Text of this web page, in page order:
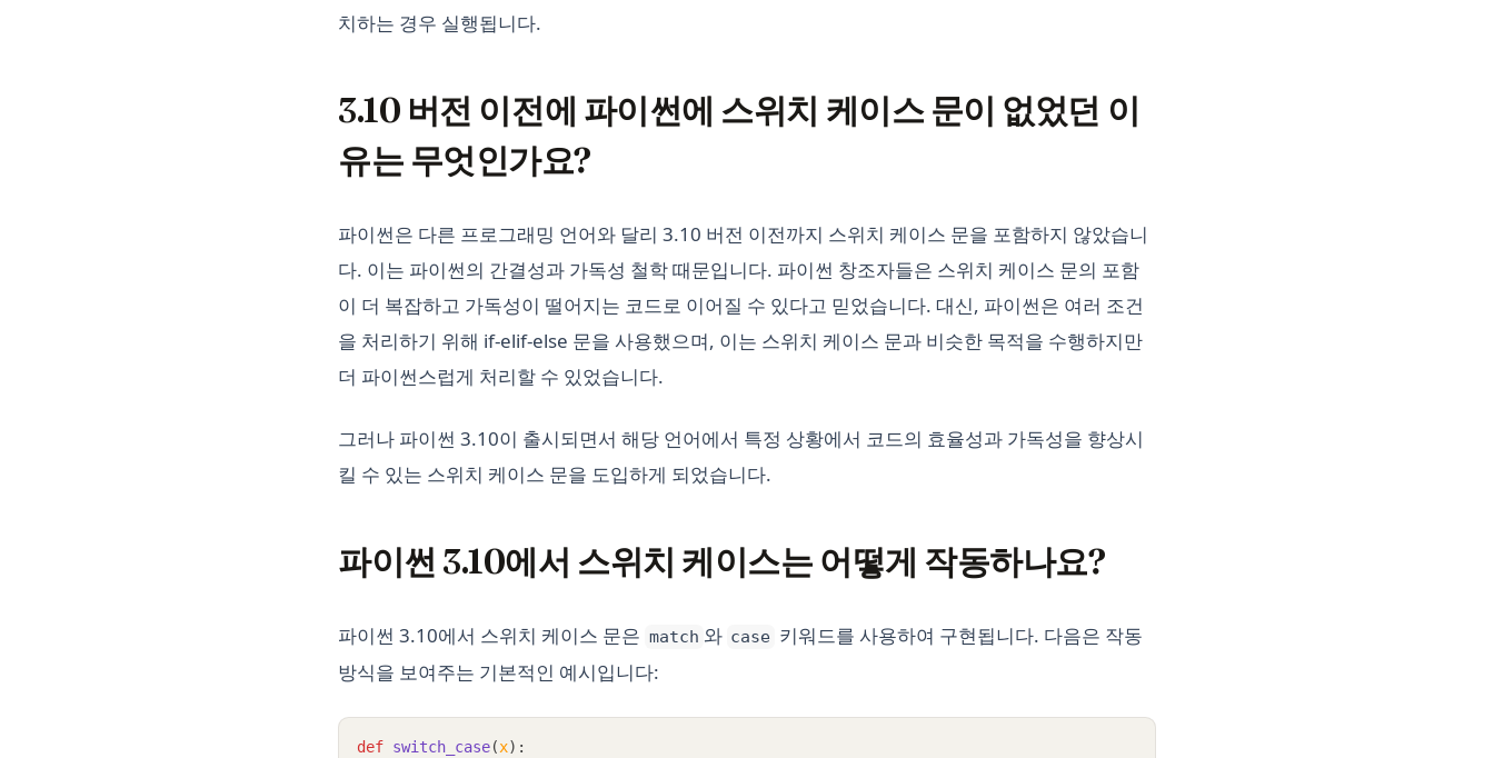
치하는 경우 실행됩니다.
3.10 버전 이전에 파이썬에 스위치 케이스 문이 없었던 이
유는 무엇인가요?
파이썬은 다른 프로그래밍 언어와 달리 3.10 버전 이전까지 스위치 케이스 문을 포함하지 않았습니
다. 이는 파이썬의 간결성과 가독성 철학 때문입니다. 파이썬 창조자들은 스위치 케이스 문의 포함
이 더 복잡하고 가독성이 떨어지는 코드로 이어질 수 있다고 믿었습니다. 대신, 파이썬은 여러 조건
을 처리하기 위해 if-elif-else 문을 사용했으며, 이는 스위치 케이스 문과 비슷한 목적을 수행하지만
더 파이썬스럽게 처리할 수 있었습니다.
그러나 파이썬 3.10이 출시되면서 해당 언어에서 특정 상황에서 코드의 효율성과 가독성을 향상시
킬 수 있는 스위치 케이스 문을 도입하게 되었습니다.
파이썬 3.10에서 스위치 케이스는 어떻게 작동하나요?
파이썬 3.10에서 스위치 케이스 문은 match 와 case 키워드를 사용하여 구현됩니다. 다음은 작동
방식을 보여주는 기본적인 예시입니다:
def switch_case(x):